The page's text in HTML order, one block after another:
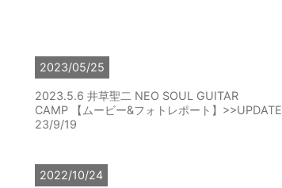
2023/05/25
2023.5.6 井草聖二 NEO SOUL GUITAR
CAMP 【ムービー&フォトレポート】>>UPDATE
23/9/19
2022/10/24